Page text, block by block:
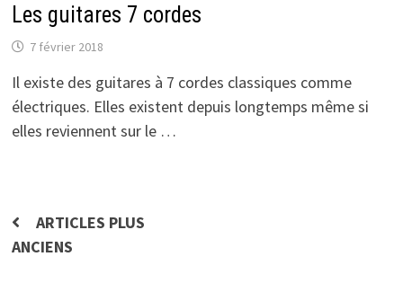
Les guitares 7 cordes
7 février 2018
Il existe des guitares à 7 cordes classiques comme
électriques. Elles existent depuis longtemps même si
elles reviennent sur le …
Navigation
des
ARTICLES PLUS
ANCIENS